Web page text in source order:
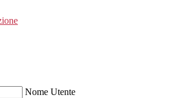
Nome Utente